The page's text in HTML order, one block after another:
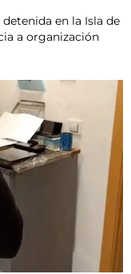
en la Isla de
a organización